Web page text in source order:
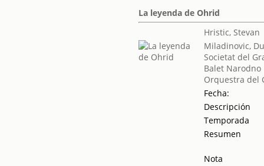
La leyenda de Ohrid
Hristic, Stevan
Miladinovic,
Societat del
Balet Narodno
Orquestra del
Fecha:
Descripción
Temporada
Resumen
Nota